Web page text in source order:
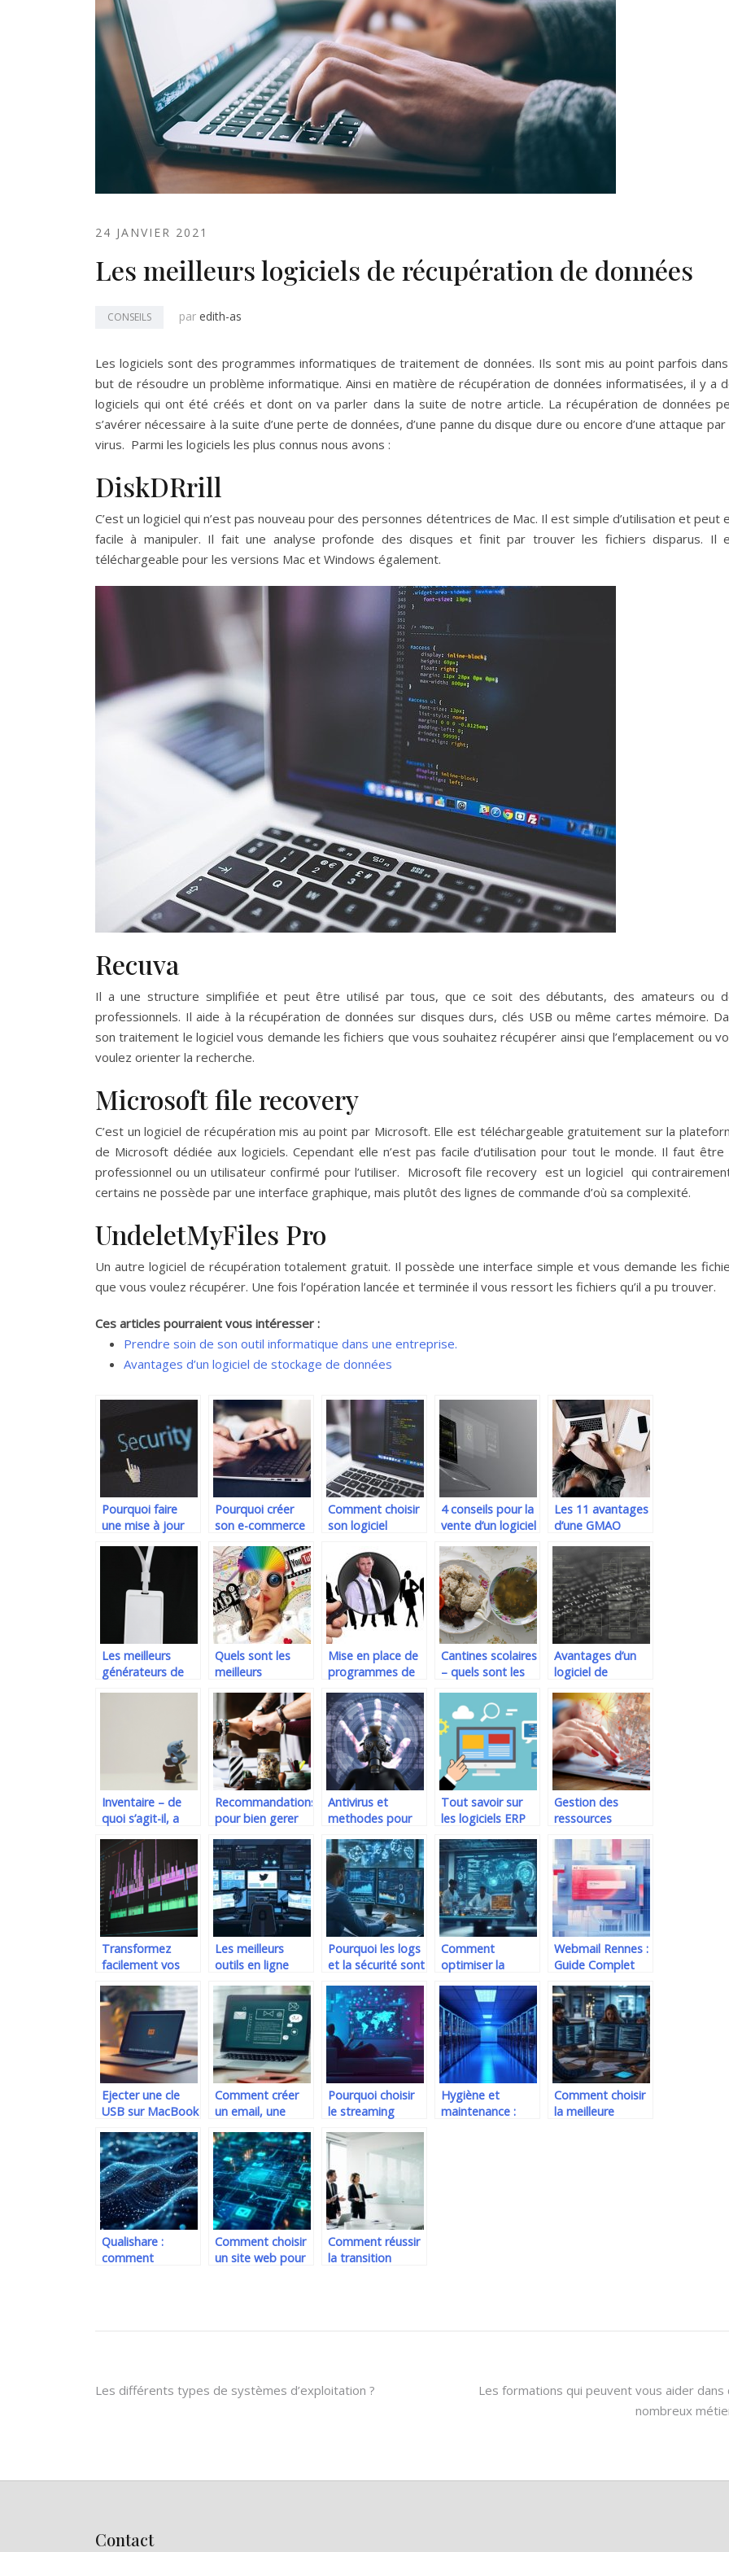
24 JANVIER 2021
Les meilleurs logiciels de récupération de données
CONSEILS par edith-as
Les logiciels sont des programmes informatiques de traitement de données. Ils sont mis au point parfois
but de résoudre un problème informatique. Ainsi en matière de récupération de données informatisées, il y a
logiciels qui ont été créés et dont on va parler dans la suite de notre article. La récupération de données
s’avérer nécessaire à la suite d’une perte de données, d’une panne du disque dure ou encore d’une attaque par
virus. Parmi les logiciels les plus connus nous avons :
DiskDRrill
C’est un logiciel qui n’est pas nouveau pour des personnes détentrices de Mac. Il est simple d’utilisation et peut
facile à manipuler. Il fait une analyse profonde des disques et finit par trouver les fichiers disparus. Il
téléchargeable pour les versions Mac et Windows également.
Recuva
Il a une structure simplifiée et peut être utilisé par tous, que ce soit des débutants, des amateurs ou
professionnels. Il aide à la récupération de données sur disques durs, clés USB ou même cartes mémoire.
son traitement le logiciel vous demande les fichiers que vous souhaitez récupérer ainsi que l’emplacement ou
voulez orienter la recherche.
Microsoft file recovery
C’est un logiciel de récupération mis au point par Microsoft. Elle est téléchargeable gratuitement sur la
de Microsoft dédiée aux logiciels. Cependant elle n’est pas facile d’utilisation pour tout le monde. Il faut être
professionnel ou un utilisateur confirmé pour l’utiliser. Microsoft file recovery est un logiciel qui
certains ne possède par une interface graphique, mais plutôt des lignes de commande d’où sa complexité.
UndeletMyFiles Pro
Un autre logiciel de récupération totalement gratuit. Il possède une interface simple et vous demande les
que vous voulez récupérer. Une fois l’opération lancée et terminée il vous ressort les fichiers qu’il a pu trouver.
Ces articles pourraient vous intéresser :
Prendre soin de son outil informatique dans une entreprise.
Avantages d’un logiciel de stockage de données
Pourquoi faire
une mise à jour
logiciels de votre
Pourquoi créer
son e-commerce
?
Comment choisir
son logiciel
4 conseils pour la
vente d’un logiciel
Les 11 avantages
d’une GMAO
Les meilleurs
générateurs de
Quels sont les
meilleurs
YouTube et MP3
?
Mise en place de
programmes de
talents
Cantines scolaires
– quels sont les
utilisation ?
Avantages d’un
logiciel de
donnees
Inventaire – de
quoi s’agit-il, a
Recommandations
pour bien gerer
techniciens
Antivirus et
methodes pour
reseau
informatique
Tout savoir sur
les logiciels ERP
Gestion des
ressources
pourquoi utiliser
un logiciel ?
Transformez
facilement vos
AVI gratuitement
Les meilleurs
outils en ligne
votre utilisation
de Twitter
Pourquoi les logs
et la sécurité sont
aux
cyberattaques
Comment
optimiser la
avec une solution
personnalisable
Webmail Rennes :
Guide Complet
votre Messagerie
AC-Rennes en
2024
Ejecter une cle
USB sur MacBook
simples pour
retirer en securite
et eviter la
corruption de
donnees
Comment créer
un email, une
HTML? Guide
complet sur CSS
inline vs CSS
embarqué
Pourquoi choisir
le streaming
accéder à 30 000
mondiales
Hygiène et
maintenance :
Comment choisir
la meilleure
Qualishare :
comment
Comment choisir
un site web pour
Comment réussir
la transition
Navigation
Les différents types de systèmes d’exploitation ?
Les formations qui peuvent vous aider dans
nombreux
Contact